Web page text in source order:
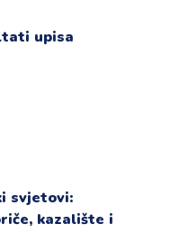
upisa
svjetovi:
kazalište i